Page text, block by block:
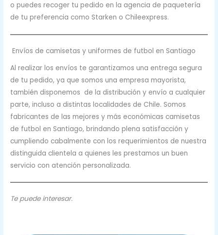
o puedes recoger tu pedido en la agencia de paquetería
de tu preferencia como Starken o Chileexpress.
Envíos de camisetas y uniformes de futbol en Santiago
Al realizar los envíos te garantizamos una entrega segura
de tu pedido, ya que somos una empresa mayorista,
también disponemos de la distribución y envío a cualquier
parte, incluso a distintas localidades de Chile. Somos
fabricantes de las mejores y más económicas camisetas
de futbol en Santiago, brindando plena satisfacción y
cumpliendo cabalmente con los requerimientos de nuestra
distinguida clientela a quienes les prestamos un buen
servicio con atención personalizada.
Te puede interesar.